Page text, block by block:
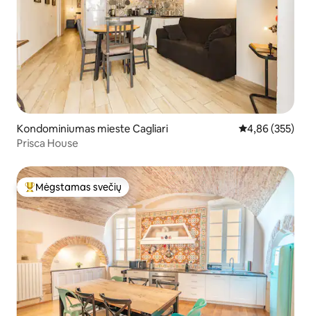
Kondominiumas mieste Cagliari Vidutinis
4,86 (355)
Prisca House
Svečių mėgstamiausias
Mėgstamas svečių